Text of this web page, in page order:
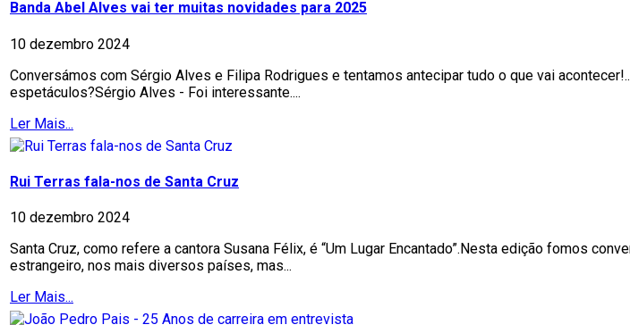
Banda Abel Alves vai ter muitas novidades para 2025
10 dezembro 2024
Conversámos com Sérgio Alves e Filipa Rodrigues e tentamos antecipar tudo o que vai
espetáculos?Sérgio Alves - Foi interessante....
Ler Mais...
Rui Terras fala-nos de Santa Cruz
10 dezembro 2024
Santa Cruz, como refere a cantora Susana Félix, é “Um Lugar Encantado”.Nesta edição fomos
estrangeiro, nos mais diversos países, mas...
Ler Mais...